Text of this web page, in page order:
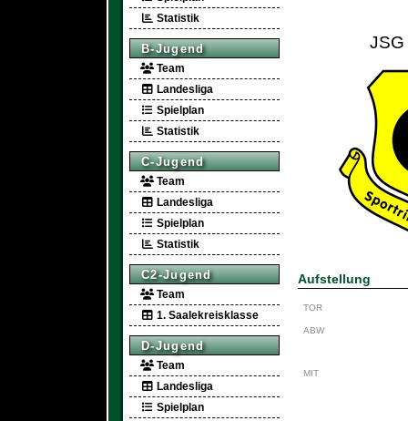
Statistik
B-Jugend
Team
Landesliga
Spielplan
Statistik
C-Jugend
Team
Landesliga
Spielplan
Statistik
C2-Jugend
Team
1. Saalekreisklasse
D-Jugend
Team
Landesliga
Spielplan
JSG
Aufstellung
TOR
ABW
MIT